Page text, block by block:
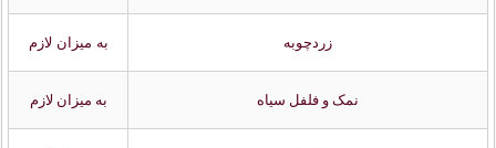
زردچوبه به میزان لازم
نمک و فلفل سیاه به میزان لازم